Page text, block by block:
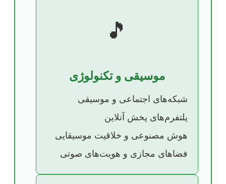
🎵
موسیقی و تکنولوژی
شبکه‌های اجتماعی و موسیقی
پلتفرم‌های پخش آنلاین
هوش مصنوعی و خلاقیت موسیقایی
فضاهای مجازی و هویت‌های صوتی